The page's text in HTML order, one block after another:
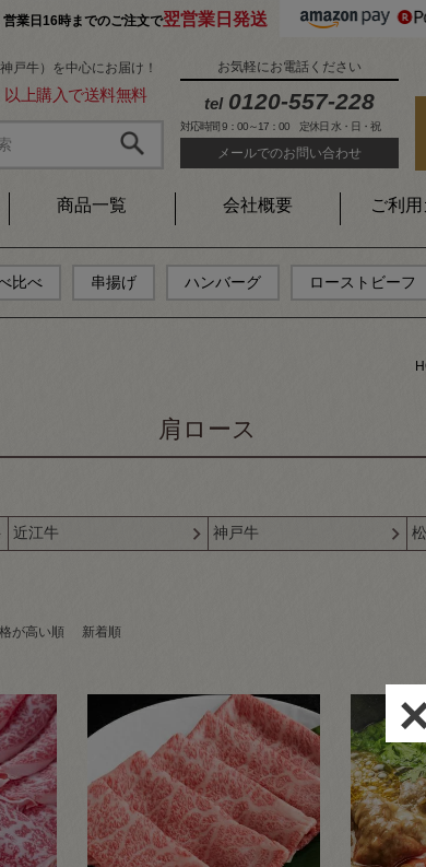
営業日16時までのご注文で翌営業日発送
戸牛）を中心にお届け！
以上購入で送料無料
お気軽にお電話ください
tel 0120-557-228
対応時間 9：00～17：00 定休日 水・日・祝
メールでのお問い合わせ
商品一覧 会社概要 ご利
比べ 串揚げ ハンバーグ ローストビーフ
肩ロース
近江牛 神戸牛
が高い順 新着順